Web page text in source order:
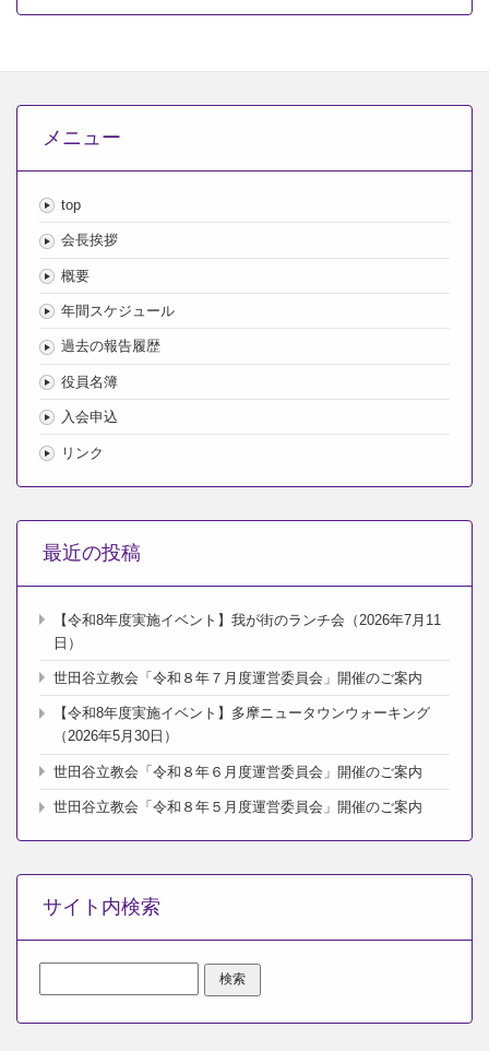
メニュー
top
会長挨拶
概要
年間スケジュール
過去の報告履歴
役員名簿
入会申込
リンク
最近の投稿
【令和8年度実施イベント】我が街のランチ会（2026年7月11
日）
世田谷立教会「令和８年７月度運営委員会」開催のご案内
【令和8年度実施イベント】多摩ニュータウンウォーキング
（2026年5月30日）
世田谷立教会「令和８年６月度運営委員会」開催のご案内
世田谷立教会「令和８年５月度運営委員会」開催のご案内
サイト内検索
索: